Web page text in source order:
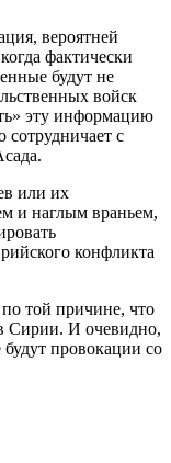
вероятней
фактически
будут не
войск
эту информацию
сотрудничает с
или их
и наглым враньем,
конфликта
той причине, что
Сирии. И очевидно,
провокации со